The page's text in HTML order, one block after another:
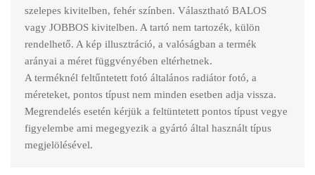
szelepes kivitelben, fehér színben. Választható BALOS
vagy JOBBOS kivitelben. A tartó nem tartozék, külön
rendelhető. A kép illusztráció, a valóságban a termék
arányai a méret függvényében eltérhetnek.
A terméknél feltűntetett fotó általános radiátor fotó, a
méreteket, pontos típust nem minden esetben adja vissza.
Megrendelés esetén kérjük a feltüntetett pontos típust vegye
figyelembe ami megegyezik a gyártó által használt típus
megjelölésével.